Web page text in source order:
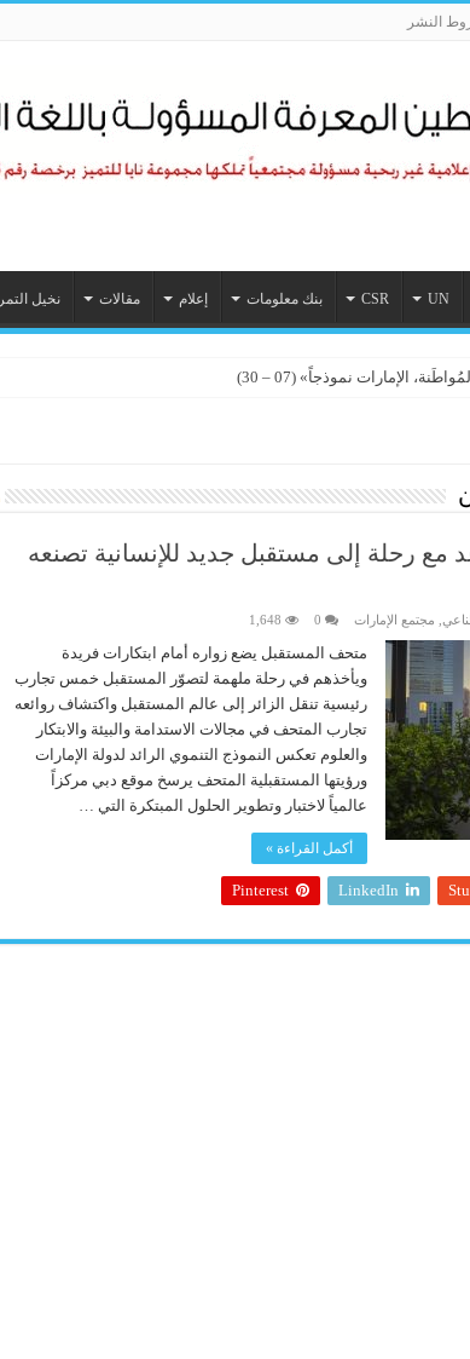
النشر
UN
CSR بنك معلومات إعلام مقالات نخيل التمر
الإمارات نموذجاً» (07 – 30)
رحلة إلى مستقبل جديد للإنسانية تصنعه
مجتمع الإمارات 0
1,648
متحف المستقبل يضع زواره أمام ابتكارات فريدة
ويأخذهم في رحلة ملهمة لتصوّر المستقبل خمس تجارب
رئيسية تنقل الزائر إلى عالم المستقبل واكتشاف روائعه
تجارب المتحف في مجالات الاستدامة والبيئة والابتكار
والعلوم تعكس النموذج التنموي الرائد لدولة الإمارات
ورؤيتها المستقبلية المتحف يرسخ موقع دبي مركزاً
عالمياً لاختبار وتطوير الحلول المبتكرة التي …
أكمل القراءة »
LinkedIn
Pinterest